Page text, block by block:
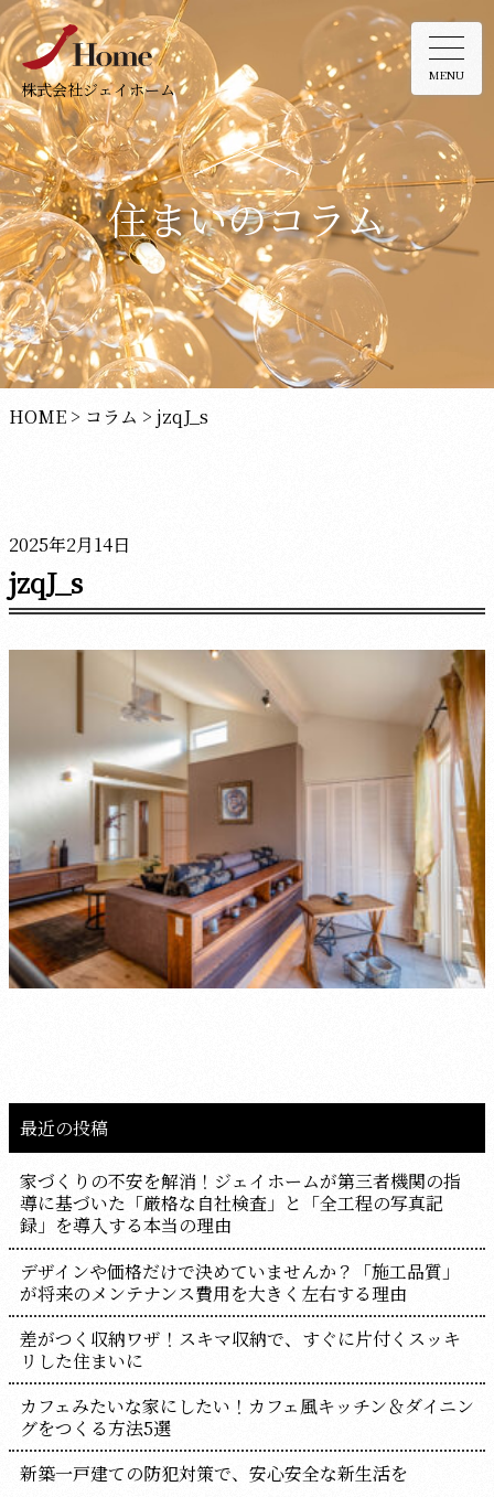
住まいのコラム
株式会社ジェイホーム
MENU
HOME > コラム > jzqJ_s
2025年2月14日
jzqJ_s
最近の投稿
家づくりの不安を解消！ジェイホームが第三者機関の指
導に基づいた「厳格な自社検査」と「全工程の写真記
録」を導入する本当の理由
デザインや価格だけで決めていませんか？「施工品質」
が将来のメンテナンス費用を大きく左右する理由
差がつく収納ワザ！スキマ収納で、すぐに片付くスッキ
リした住まいに
カフェみたいな家にしたい！カフェ風キッチン＆ダイニン
グをつくる方法5選
新築一戸建ての防犯対策で、安心安全な新生活を